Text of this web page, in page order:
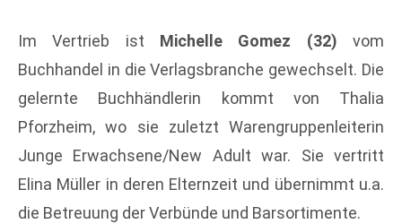
Im Vertrieb ist Michelle Gomez (32) vom
Buchhandel in die Verlagsbranche gewechselt. Die
gelernte Buchhändlerin kommt von Thalia
Pforzheim, wo sie zuletzt Warengruppenleiterin
Junge Erwachsene/New Adult war. Sie vertritt
Elina Müller in deren Elternzeit und übernimmt u.a.
die Betreuung der Verbünde und Barsortimente.